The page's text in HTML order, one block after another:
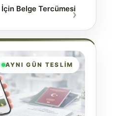
İçin Belge Tercümesi
AYNI GÜN TESLIM